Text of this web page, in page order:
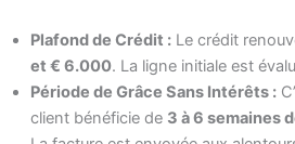
Plafond de Crédit :Le crédit
et € 6.000. La ligne initiale est
Période de Grâce Sans Intérêts :
client bénéficie de 3 à 6 semaines